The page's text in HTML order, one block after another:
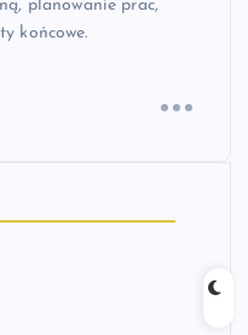
planowanie prac,
końcowe.